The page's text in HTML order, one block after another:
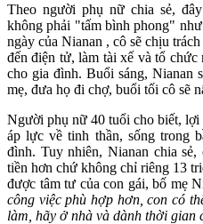
Theo người phụ nữ chia sẻ,
không phải "tấm bình phong"
ngày của Nianan , cô sẽ chịu
đến điện tử, làm tài xế và tổ
cho gia đình. Buổi sáng, Nianan
mẹ, đưa họ đi chợ, buổi tối cô sẽ
Người phụ nữ 40 tuổi cho biết,
áp lực về tinh thần, sống trong
đình. Tuy nhiên, Nianan chia
tiền hơn chứ không chỉ riêng 13
được tâm tư của con gái, bố mẹ
công việc phù hợp hơn, con có
làm, hãy ở nhà và dành thời gian